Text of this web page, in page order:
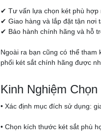
✔ Tư vấn lựa chọn két phù hợp
✔ Giao hàng và lắp đặt tận nơi
✔ Bảo hành chính hãng và hỗ
Ngoài ra bạn cũng có thể tham
phối két sắt chính hãng được
Kinh Nghiệm
• Xác định mục đích sử dụng:
• Chọn kích thước két sắt phù